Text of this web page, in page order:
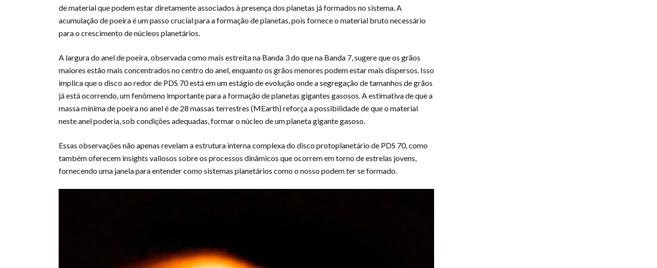
de material que podem estar diretamente associados à presença dos planetas já formados no sistema. A
acumulação de poeira é um passo crucial para a formação de planetas, pois fornece o material bruto necessário
para o crescimento de núcleos planetários.
A largura do anel de poeira, observada como mais estreita na Banda 3 do que na Banda 7, sugere que os grãos
maiores estão mais concentrados no centro do anel, enquanto os grãos menores podem estar mais dispersos. Isso
implica que o disco ao redor de PDS 70 está em um estágio de evolução onde a segregação de tamanhos de grãos
já está ocorrendo, um fenômeno importante para a formação de planetas gigantes gasosos. A estimativa de que a
massa mínima de poeira no anel é de 28 massas terrestres (MEarth) reforça a possibilidade de que o material
neste anel poderia, sob condições adequadas, formar o núcleo de um planeta gigante gasoso.
Essas observações não apenas revelam a estrutura interna complexa do disco protoplanetário de PDS 70, como
também oferecem insights valiosos sobre os processos dinâmicos que ocorrem em torno de estrelas jovens,
fornecendo uma janela para entender como sistemas planetários como o nosso podem ter se formado.